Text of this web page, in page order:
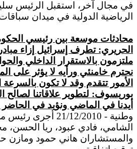
الرياضية الدولية في ميدان
محادثات موسعة بين رئيسي الحكومة
الحريري: تطرف إسرائيل إزاء
ملتزمون بالاستقرار الداخلي
نحترم خامنئي ورأيه لا يؤثر على
الأمور تتقدم وقد لا تكون بالسرعة
بوريسوف: لتطوير علاقاتنا لصالح
أيدنا في الماضي ونؤيد في
وطنية - 21/12/
الشامي، فادي عبود، ريا الحسن،
والمستشاران هاني حمود ومازن